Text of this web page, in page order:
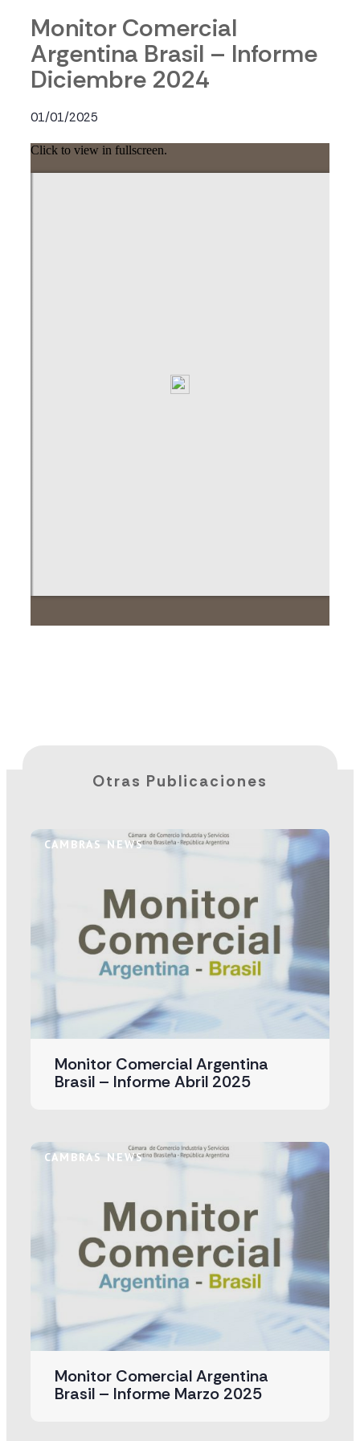
Monitor Comercial
Argentina Brasil – Informe
Diciembre 2024
01/01/2025
Otras Publicaciones
CAMBRAS NEWS
Monitor Comercial Argentina
Brasil – Informe Abril 2025
CAMBRAS NEWS
Monitor Comercial Argentina
Brasil – Informe Marzo 2025